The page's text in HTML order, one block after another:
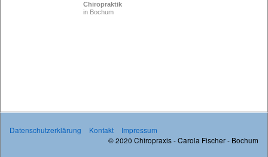
Chiropraktik
in Bochum
Datenschutzerklärung Kontakt
Impressum
© 2020 Chiropraxis - Carola Fischer - Bochum